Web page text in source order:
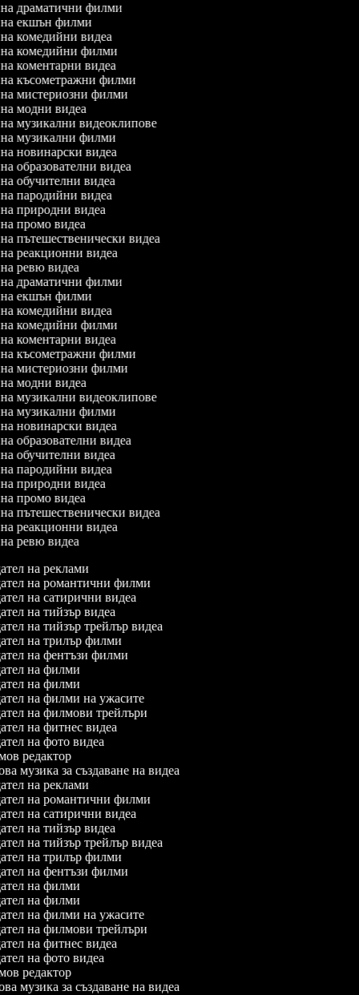
на драматични филми
на екшън филми
на комедийни видеа
на комедийни филми
на коментарни видеа
на късометражни филми
на мистериозни филми
на модни видеа
на музикални видеоклипове
на музикални филми
на новинарски видеа
на образователни видеа
на обучителни видеа
на пародийни видеа
на природни видеа
на промо видеа
на пътешественически видеа
на реакционни видеа
на ревю видеа
на драматични филми
на екшън филми
на комедийни видеа
на комедийни филми
на коментарни видеа
на късометражни филми
на мистериозни филми
на модни видеа
на музикални видеоклипове
на музикални филми
на новинарски видеа
на образователни видеа
на обучителни видеа
на пародийни видеа
на природни видеа
на промо видеа
на пътешественически видеа
на реакционни видеа
на ревю видеа
на реклами
на романтични филми
на сатирични видеа
на тийзър видеа
на тийзър трейлър видеа
на трилър филми
на фентъзи филми
на филми
на филми
на филми на ужасите
на филмови трейлъри
на фитнес видеа
на фото видеа
редактор
музика за създаване на видеа
на реклами
на романтични филми
на сатирични видеа
на тийзър видеа
на тийзър трейлър видеа
на трилър филми
на фентъзи филми
на филми
на филми
на филми на ужасите
на филмови трейлъри
на фитнес видеа
на фото видеа
редактор
музика за създаване на видеа